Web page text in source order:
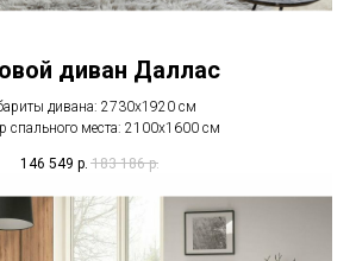
диван Даллас
дивана: 2730x1920 см
спального места: 2100x1600 см
146 549 р. 183 186 р.